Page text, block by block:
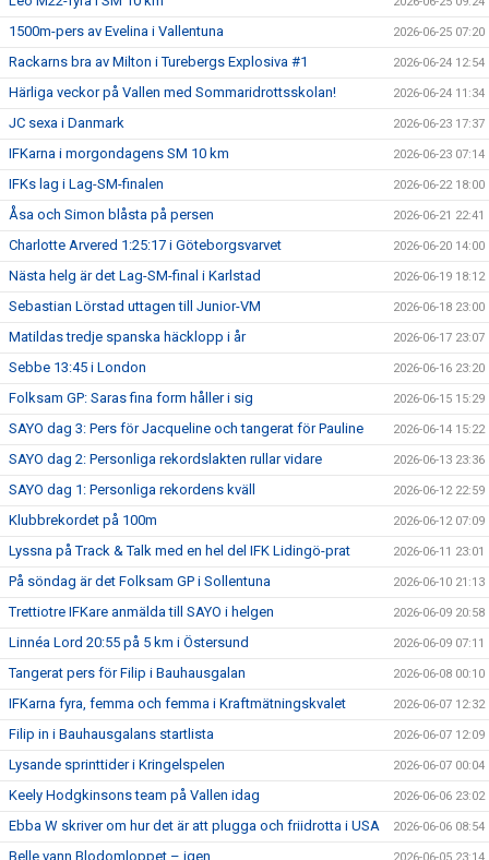
1500m-pers av Evelina i Vallentuna 2026-06-25 07:20
Rackarns bra av Milton i Turebergs Explosiva #1 2026-06-24 12:54
Härliga veckor på Vallen med Sommaridrottsskolan! 2026-06-24 11:34
JC sexa i Danmark 2026-06-23 17:37
IFKarna i morgondagens SM 10 km 2026-06-23 07:14
IFKs lag i Lag-SM-finalen 2026-06-22 18:00
Åsa och Simon blåsta på persen 2026-06-21 22:41
Charlotte Arvered 1:25:17 i Göteborgsvarvet 2026-06-20 14:00
Nästa helg är det Lag-SM-final i Karlstad 2026-06-19 18:12
Sebastian Lörstad uttagen till Junior-VM 2026-06-18 23:00
Matildas tredje spanska häcklopp i år 2026-06-17 23:07
Sebbe 13:45 i London 2026-06-16 23:20
Folksam GP: Saras fina form håller i sig 2026-06-15 15:29
SAYO dag 3: Pers för Jacqueline och tangerat för Pauline 2026-06-14 15:22
SAYO dag 2: Personliga rekordslakten rullar vidare 2026-06-13 23:36
SAYO dag 1: Personliga rekordens kväll 2026-06-12 22:59
Klubbrekordet på 100m 2026-06-12 07:09
Lyssna på Track & Talk med en hel del IFK Lidingö-prat 2026-06-11 23:01
På söndag är det Folksam GP i Sollentuna 2026-06-10 21:13
Trettiotre IFKare anmälda till SAYO i helgen 2026-06-09 20:58
Linnéa Lord 20:55 på 5 km i Östersund 2026-06-09 07:11
Tangerat pers för Filip i Bauhausgalan 2026-06-08 00:10
IFKarna fyra, femma och femma i Kraftmätningskvalet 2026-06-07 12:32
Filip in i Bauhausgalans startlista 2026-06-07 12:09
Lysande sprinttider i Kringelspelen 2026-06-07 00:04
Keely Hodgkinsons team på Vallen idag 2026-06-06 23:02
Ebba W skriver om hur det är att plugga och friidrotta i USA 2026-06-06 08:54
Belle vann Blodomloppet – igen